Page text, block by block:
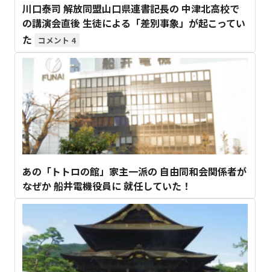
川口泰司 解放同盟山口県連書記長の 中津北高校で
の講演会直後 生徒による「差別事象」が起こってい
た
4
あの「トトロの館」家主一派の 自由同和会関係者が
なぜか 船井電機役員に 就任していた！